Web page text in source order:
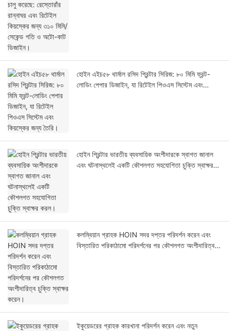
হোইন এইচ৫৮ থার্মাল রসিদ প্রিন্টার সিরিজ: ৮০ মিমি ফ্রন্ট-
লোডিং পেপার ডিজাইন, যা রিটেইল পিওএস সিস্টেম এবং
হোইন প্রিন্টার ভারতীয় ব্যবসায়িক অংশীদারকে স্বাগত জানাল
এবং ঘটনাস্থলেই একটি কৌশলগত সহযোগিতা চুক্তি স্বাক্ষর
কলম্বিয়ান গ্রাহক HOIN সদর দপ্তর পরিদর্শন করেন এবং
বিস্তারিত পরিকাঠামো পরিদর্শনের পর কৌশলগত অংশীদারিত্ব
ইকুয়েডরের গ্রাহক কারখানা পরিদর্শন করেন এবং নতুন